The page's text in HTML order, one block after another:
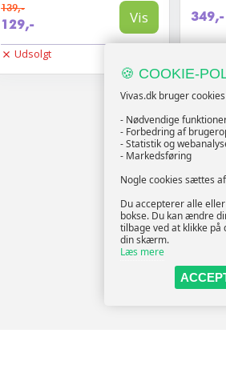
139,-
129,- Vis
Udsolgt
349,-
🍪 COOKIE-
Vivas.dk bruger
- Nødvendige
- Forbedring af
- Statistik og
- Markedsføring
Nogle cookies sættes
Du accepterer alle
bokse. Du kan ændre
tilbage ved at klikke
din skærm.
Læs mere